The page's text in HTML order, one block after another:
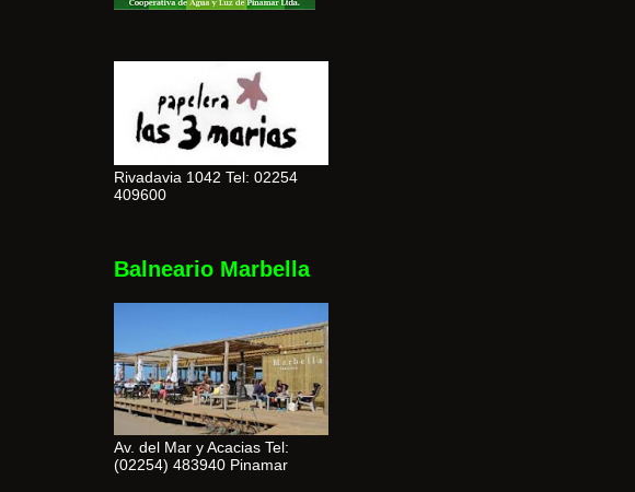
Rivadavia 1042 Tel: 02254
409600
Balneario Marbella
Av. del Mar y Acacias Tel:
(02254) 483940 Pinamar